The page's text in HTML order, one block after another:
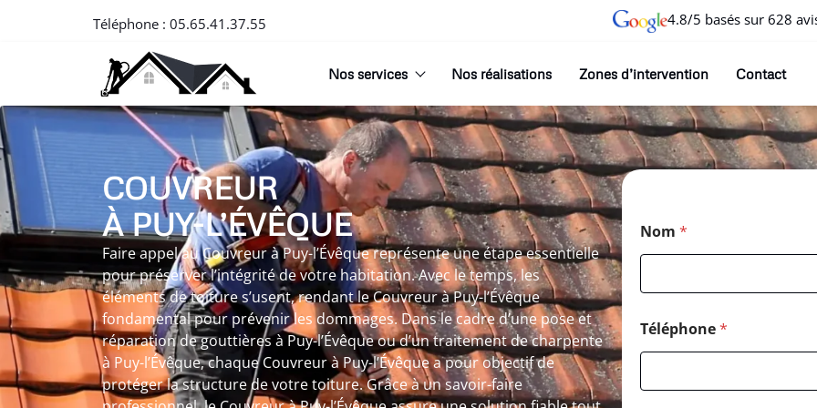
Téléphone : 05.65.41.37.55 4.8/5 basés sur 628
Nos services Nos réalisations Zones d’intervention Contact
COUVREUR
À PUY-L’ÉVÊQUE
Faire appel au Couvreur à Puy-l’Évêque représente une étape essentielle
pour préserver l’intégrité de votre habitation. Avec le temps, les
éléments de toiture s’usent, rendant le Couvreur à Puy-l’Évêque
fondamental pour prévenir les dommages. Dans le cadre d’une pose et
réparation de gouttières à Puy-l’Évêque ou d’un traitement de charpente
à Puy-l’Évêque, chaque Couvreur à Puy-l’Évêque a pour objectif de
protéger la structure de votre toiture. Grâce à un savoir-faire
Nom *
Téléphone*